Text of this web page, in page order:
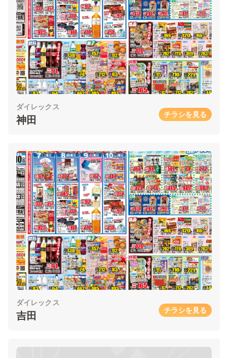
ダイレックス
神田 チラシを見る
ダイレックス
吉田 チラシを見る